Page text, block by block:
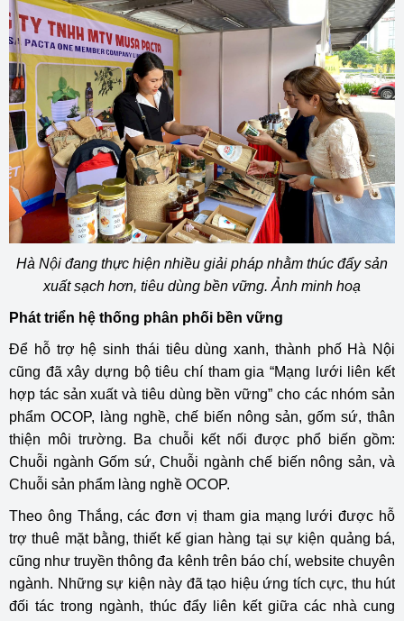
Hà Nội đang thực hiện nhiều giải pháp nhằm thúc đẩy sản
xuất sạch hơn, tiêu dùng bền vững. Ảnh minh hoạ
Phát triển hệ thống phân phối bền vững
Để hỗ trợ hệ sinh thái tiêu dùng xanh, thành phố Hà Nội
cũng đã xây dựng bộ tiêu chí tham gia “Mạng lưới liên kết
hợp tác sản xuất và tiêu dùng bền vững” cho các nhóm sản
phẩm OCOP, làng nghề, chế biến nông sản, gốm sứ, thân
thiện môi trường. Ba chuỗi kết nối được phổ biến gồm:
Chuỗi ngành Gốm sứ, Chuỗi ngành chế biến nông sản, và
Chuỗi sản phẩm làng nghề OCOP.
Theo ông Thắng, các đơn vị tham gia mạng lưới được hỗ
trợ thuê mặt bằng, thiết kế gian hàng tại sự kiện quảng bá,
cũng như truyền thông đa kênh trên báo chí, website chuyên
ngành. Những sự kiện này đã tạo hiệu ứng tích cực, thu hút
đối tác trong ngành, thúc đẩy liên kết giữa các nhà cung